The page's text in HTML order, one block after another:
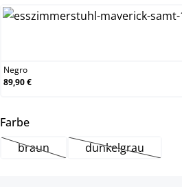
Negro
89,90 €
Farbeselect
braun(Esta opción no está disponible
dunkelgrau
(Esta opción